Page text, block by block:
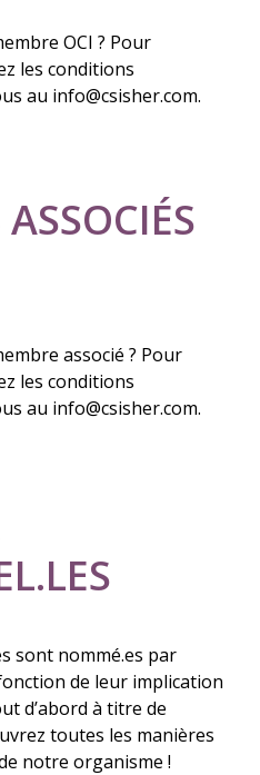
OCI ? Pour
les conditions
au info@csisher.com.
associé ? Pour
les conditions
au info@csisher.com.
sont nommé.es par
de leur implication
d’abord à titre de
toutes les manières
notre organisme !